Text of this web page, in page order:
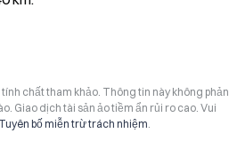
chất tham khảo. Thông tin này không phản
Giao dịch tài sản ảo tiềm ẩn rủi ro cao. Vui
Tuyên bố miễn trừ trách nhiệm.